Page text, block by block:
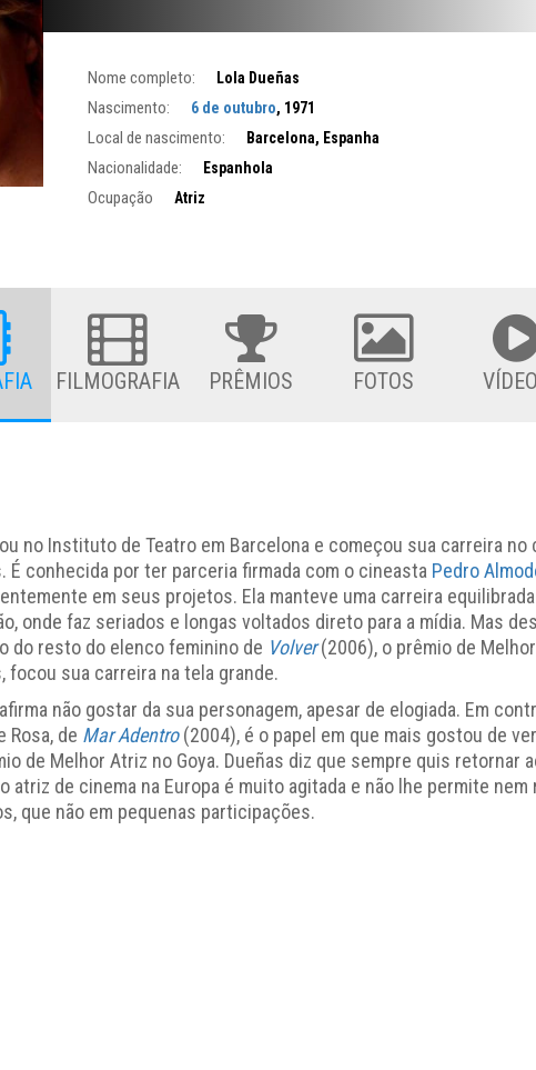
Nome completo: Lola Dueñas
Nascimento: 6 de outubro, 1971
Local de nascimento: Barcelona, Espanha
Nacionalidade: Espanhola
Ocupação Atriz
FILMOGRAFIA PRÊMIOS FOTOS
no Instituto de Teatro em Barcelona e começou sua carreira no
É conhecida por ter parceria firmada com o cineasta Pedro
em seus projetos. Ela manteve uma carreira
onde faz seriados e longas voltados direto para a mídia. Mas
do resto do elenco feminino de Volver(2006), o prêmio de
focou sua carreira na tela grande.
não gostar da sua personagem, apesar de elogiada. Em
Rosa, de Mar Adentro(2004), é o papel em que mais gostou de
de Melhor Atriz no Goya. Dueñas diz que sempre quis retornar
atriz de cinema na Europa é muito agitada e não lhe permite nem
que não em pequenas participações.